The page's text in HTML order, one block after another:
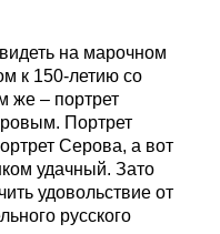
на марочном
к 150-летию со
же – портрет
Портрет
Серова, а вот
удачный. Зато
удовольствие от
русского